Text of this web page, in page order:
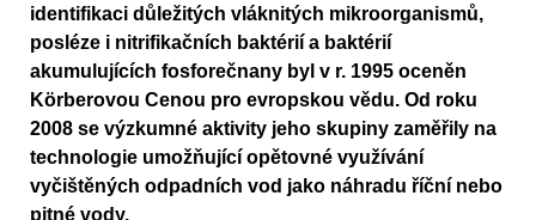
identifikaci důležitých vláknitých mikroorganismů,
posléze i nitrifikačních baktérií a baktérií
akumulujících fosforečnany byl v r. 1995 oceněn
Körberovou Cenou pro evropskou vědu. Od roku
2008 se výzkumné aktivity jeho skupiny zaměřily na
technologie umožňující opětovné využívání
vyčištěných odpadních vod jako náhradu říční nebo
pitné vody.